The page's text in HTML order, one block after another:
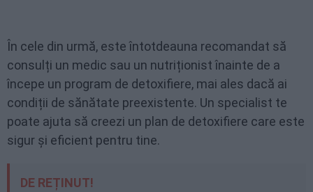
În cele din urmă, este întotdeauna recomandat să
consulți un medic sau un nutriționist înainte de a
începe un program de detoxifiere, mai ales dacă ai
condiții de sănătate preexistente. Un specialist te
poate ajuta să creezi un plan de detoxifiere care este
sigur și eficient pentru tine.
DE REȚINUT!